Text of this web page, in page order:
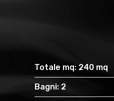
Totale mq: 240 mq
Bagni: 2